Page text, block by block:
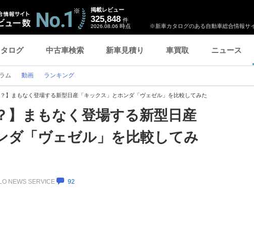
※新車カタログのある自動車総合情報サ
掲載レビュー
325,848 件
2026.08.06 時点
ログ 中古車検索 新車見積り 車買取 ニュース
ム 動画 ランキング
？】まもなく登場する新型日産「キックス」とホンダ「ヴェゼル」を比較してみた
】まもなく登場する新型日産
ダ「ヴェゼル」を比較してみ
NEWS SERVICE 92